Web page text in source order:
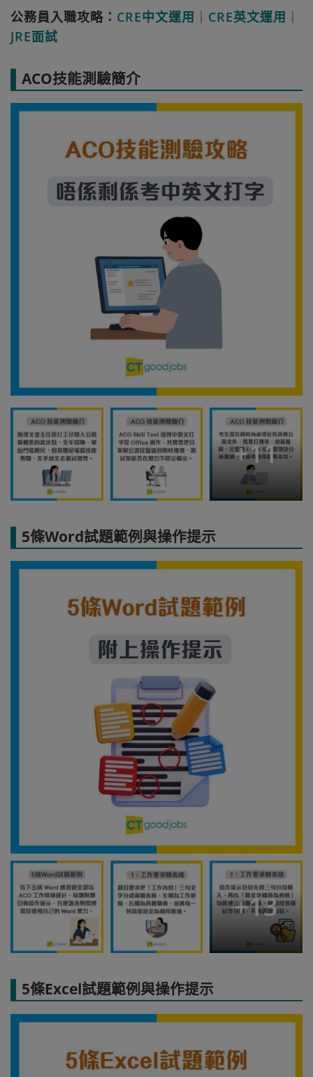
公務員入職攻略： CRE中文運用 CRE英文運用
JRE面試
ACO技能測驗簡介
+11
5條Word試題範例與操作提示
+13
5條Excel試題範例與操作提示